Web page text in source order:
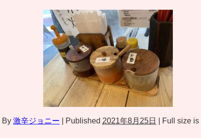
By 激辛ジョニー Published 2021年8月25日 Full size is